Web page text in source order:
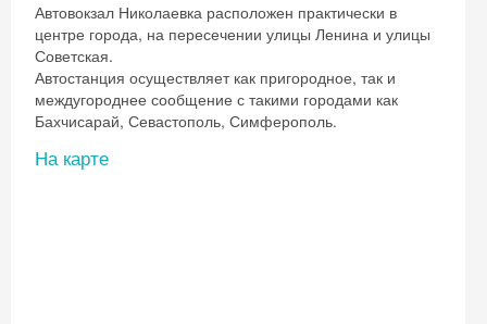
Автовокзал Николаевка расположен практически в
центре города, на пересечении улицы Ленина и улицы
Советская.
Автостанция осуществляет как пригородное, так и
междугороднее сообщение с такими городами как
Бахчисарай, Севастополь, Симферополь.
На карте